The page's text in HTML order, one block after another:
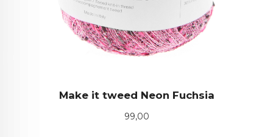
Make it tweed Neon Fuchsia
Pris
99,00